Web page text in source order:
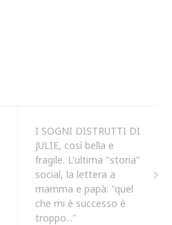
I SOGNI DISTRUTTI DI
JULIE, così bella e
fragile. L'ultima "storia"
social, la lettera a
mamma e papà: "quel
che mi è successo è
troppo..."